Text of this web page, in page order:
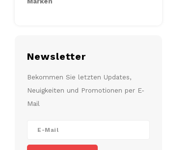
Newsletter
Bekommen Sie letzten Updates,
Neuigkeiten und Promotionen per E-
Mail